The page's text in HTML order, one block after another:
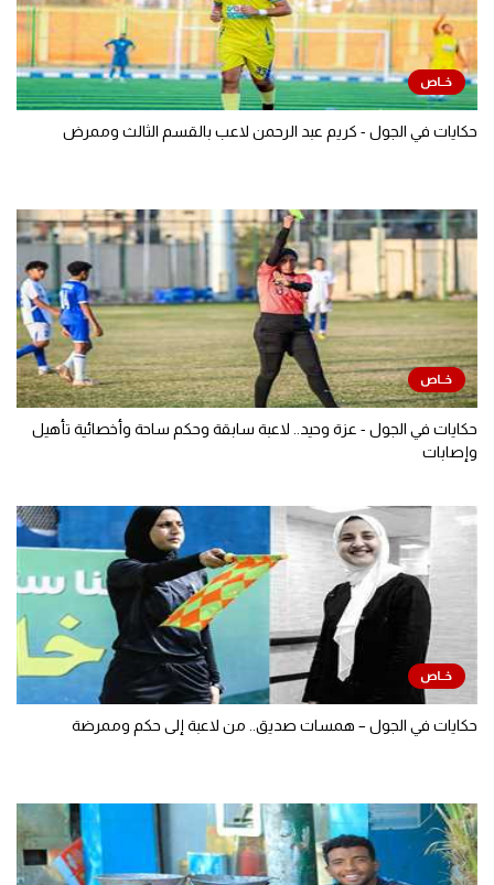
حكايات في الجول - كريم عبد الرحمن لاعب بالقسم الثالث وممرض
حكايات في الجول - عزة وحيد.. لاعبة سابقة وحكم ساحة وأخصائية تأهيل
وإصابات
حكايات في الجول – همسات صديق.. من لاعبة إلى حكم وممرضة